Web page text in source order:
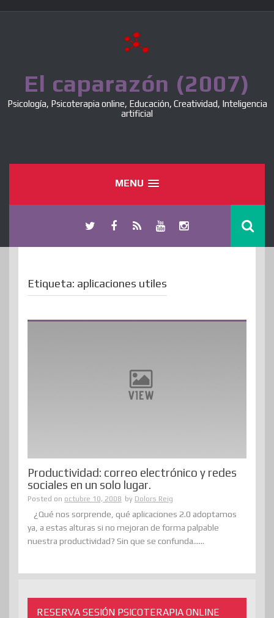
El caparazón (2007)
Psicología, Psicoterapia online, Educación, Creatividad, Inteligencia
artificial
MENU
Etiqueta: aplicaciones utiles
Productividad: correo electrónico y redes
sociales en un solo lugar.
Posted on octubre 10, 2008 by Dolors Reig
¿Qué nos sorprende, qué aplicaciones 2.0 adoptamos
ya, a estas alturas si no mejoran de forma palpable
nuestra productividad? Sin que se confunda......
RESERVA SESIÓN PSICOTERAPIA ONLINE